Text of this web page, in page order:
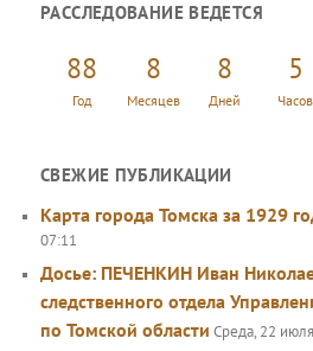
с
РАССЛЕДОВАНИЕ ВЕДЕТСЯ
88
Год
8
Месяцев
8
Дней
5
Часов
СВЕЖИЕ ПУБЛИКАЦИИ
Карта города Томска за 1929
07:11
Досье: ПЕЧЕНКИН Иван
следственного отдела
по Томской области Среда, 22